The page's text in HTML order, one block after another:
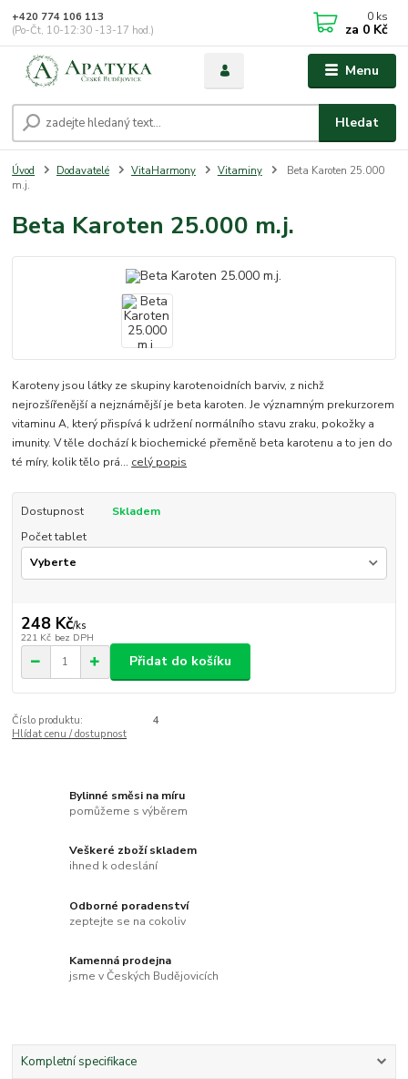
Menu
Hledat
+420 774 106 113
(Po-Čt, 10-12:30 -13-17 hod.)
0 ks
za 0 Kč
Úvod Dodavatelé VitaHarmony Vitaminy
Beta Karoten 25.000
m.j.
Beta Karoten 25.000 m.j.
Karoteny jsou látky ze skupiny karotenoidních barviv, z nichž
nejrozšířenější a nejznámější je beta karoten. Je významným prekurzorem
vitaminu A, který přispívá k udržení normálního stavu zraku, pokožky a
imunity. V těle dochází k biochemické přeměně beta karotenu a to jen do
té míry, kolik tělo prá... celý popis
Dostupnost
Skladem
Počet tablet
248 Kč/ks
221 Kč bez DPH
Přidat do košíku
Číslo produktu:
4
Hlídat cenu / dostupnost
Bylinné směsi na míru
pomůžeme s výběrem
Veškeré zboží skladem
ihned k odeslání
Odborné poradenství
zeptejte se na cokoliv
Kamenná prodejna
jsme v Českých Budějovicích
Kompletní specifikace